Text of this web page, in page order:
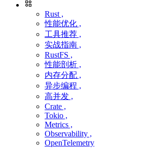
Rust ,
性能优化 ,
工具推荐 ,
实战指南 ,
RustFS ,
性能剖析 ,
内存分配 ,
异步编程 ,
高并发 ,
Crate ,
Tokio ,
Metrics ,
Observability ,
OpenTelemetry